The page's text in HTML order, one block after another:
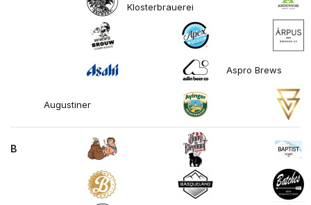
Klosterbrauerei
Aspro Brews
Augustiner
B